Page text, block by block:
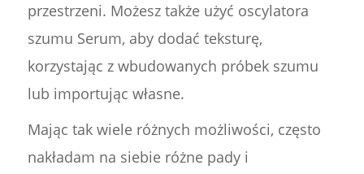
przestrzeni. Możesz także użyć oscylatora
szumu Serum, aby dodać teksturę,
korzystając z wbudowanych próbek szumu
lub importując własne.
Mając tak wiele różnych możliwości, często
nakładam na siebie różne pady i